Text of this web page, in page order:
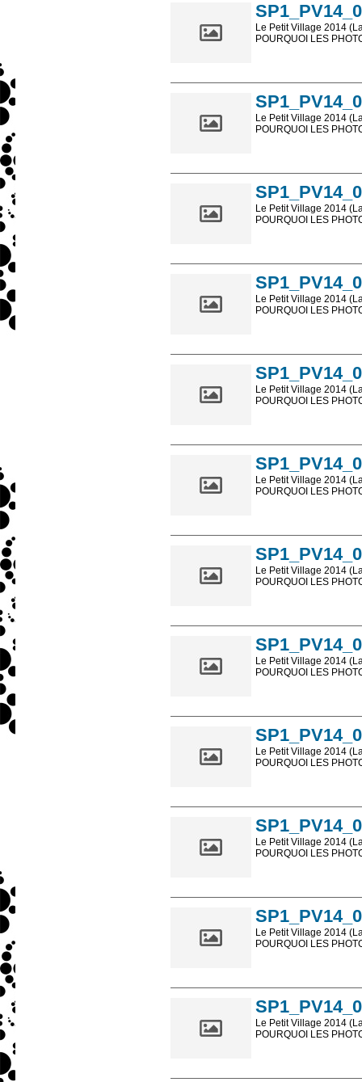
Le Petit Village 2014
POURQUOI LES
Le Petit Village 2014
POURQUOI LES
Le Petit Village 2014
POURQUOI LES
Le Petit Village 2014
POURQUOI LES
Le Petit Village 2014
POURQUOI LES
Le Petit Village 2014
POURQUOI LES
Le Petit Village 2014
POURQUOI LES
Le Petit Village 2014
POURQUOI LES
Le Petit Village 2014
POURQUOI LES
Le Petit Village 2014
POURQUOI LES
Le Petit Village 2014
POURQUOI LES
Le Petit Village 2014
POURQUOI LES